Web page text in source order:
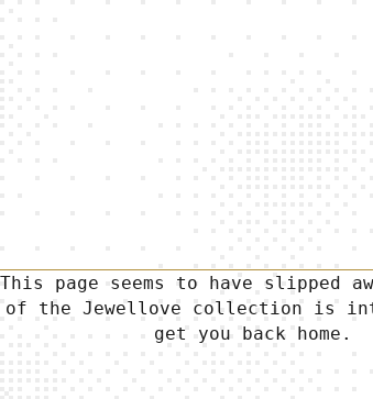
This page seems to have slipped aw
of the Jewellove collection is in
get you back home .